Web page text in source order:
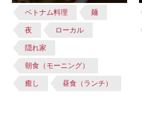
ベトナム料理 麺
夜 ローカル
隠れ家
朝食（モーニング）
癒し 昼食（ランチ）